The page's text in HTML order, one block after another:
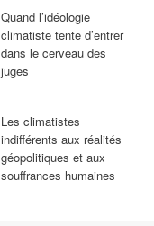
Quand l’idéologie
climatiste tente d’entrer
dans le cerveau des
juges
Les climatistes
indifférents aux réalités
géopolitiques et aux
souffrances humaines